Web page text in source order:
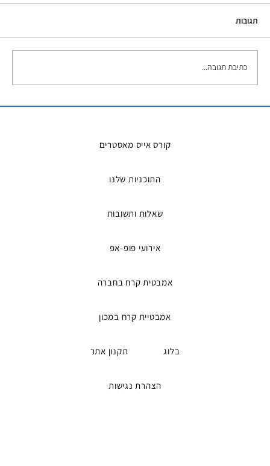
תגובות
כתיבת תגובה...
קורס אייס מאסטרים
התוכניות שלנו
שאלות ותשובות
אירועי פופ-אפ
אמבטית קרח בחברה
אמבטיית קרח במכון
בלוג תקנון אתר
הצהרת נגישות